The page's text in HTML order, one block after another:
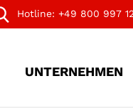
Hotline: +49 800 997
UNTERNEHMEN